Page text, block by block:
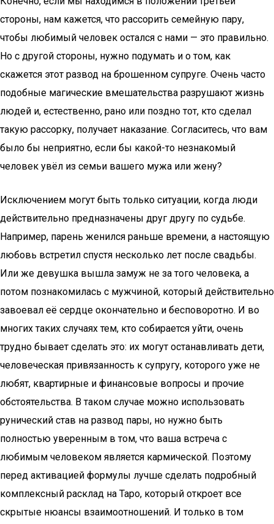
стороны, нам кажется, что рассорить семейную пару,
чтобы любимый человек остался с нами — это правильно.
Но с другой стороны, нужно подумать и о том, как
скажется этот развод на брошенном супруге. Очень часто
подобные магические вмешательства разрушают жизнь
людей и, естественно, рано или поздно тот, кто сделал
такую рассорку, получает наказание. Согласитесь, что вам
было бы неприятно, если бы какой-то незнакомый
человек увёл из семьи вашего мужа или жену?
Исключением могут быть только ситуации, когда люди
действительно предназначены друг другу по судьбе.
Например, парень женился раньше времени, а настоящую
любовь встретил спустя несколько лет после свадьбы.
Или же девушка вышла замуж не за того человека, а
потом познакомилась с мужчиной, который действительно
завоевал её сердце окончательно и бесповоротно. И во
многих таких случаях тем, кто собирается уйти, очень
трудно бывает сделать это: их могут останавливать дети,
человеческая привязанность к супругу, которого уже не
любят, квартирные и финансовые вопросы и прочие
обстоятельства. В таком случае можно использовать
рунический став на развод пары, но нужно быть
полностью уверенным в том, что ваша встреча с
любимым человеком является кармической. Поэтому
перед активацией формулы лучше сделать подробный
комплексный расклад на Таро, который откроет все
скрытые нюансы взаимоотношений. И только в том